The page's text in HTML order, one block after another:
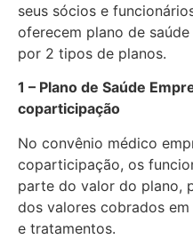
seus sócios e
oferecem plano de
por 2 tipos de planos.
1 – Plano de Saúde
coparticipação
No convênio médico
coparticipação, os
parte do valor do plano,
dos valores cobrados
e tratamentos.